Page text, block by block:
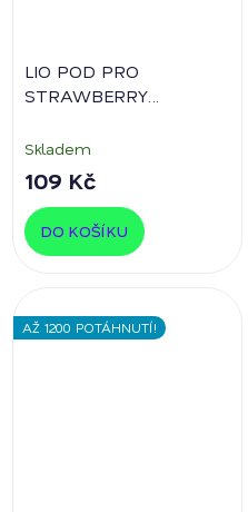
LIO POD PRO
STRAWBERRY
Skladem
109 Kč
DO KOŠÍKU
AŽ 1200 POTÁHNUTÍ!